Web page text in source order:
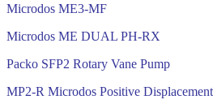
Microdos ME3-MF
Microdos ME DUAL PH-RX
Packo SFP2 Rotary Vane Pump
MP2-R Microdos Positive